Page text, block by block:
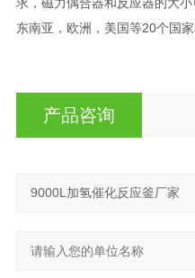
东南亚，欧洲，美国等20个国家
产品咨询